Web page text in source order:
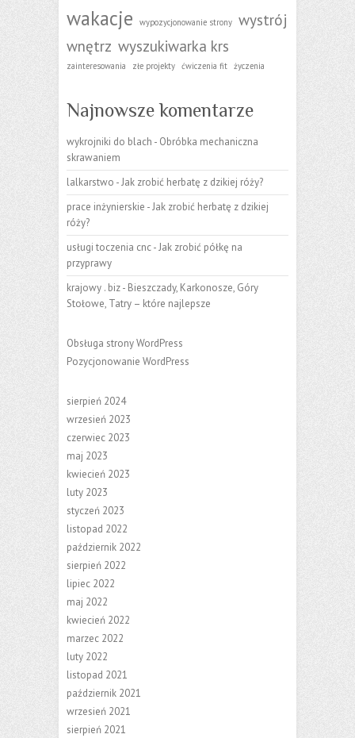
wakacje wypozycjonowanie strony wystrój
wnętrz wyszukiwarka krs
zainteresowania złe projekty ćwiczenia fit życzenia
Najnowsze komentarze
wykrojniki do blach - Obróbka mechaniczna
skrawaniem
lalkarstwo -Jak zrobić herbatę z dzikiej róży?
prace inżynierskie -Jak zrobić herbatę z dzikiej
róży?
usługi toczenia cnc-Jak zrobić półkę na
przyprawy
krajowy . biz- Bieszczady, Karkonosze, Góry
Stołowe, Tatry – które najlepsze
Obsługa strony WordPress
Pozycjonowanie WordPress
sierpień 2024
wrzesień 2023
czerwiec 2023
maj 2023
kwiecień 2023
luty 2023
styczeń 2023
listopad 2022
październik 2022
sierpień 2022
lipiec 2022
maj 2022
kwiecień 2022
marzec 2022
luty 2022
listopad 2021
październik 2021
wrzesień 2021
sierpień 2021